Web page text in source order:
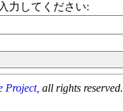
力してください:
Project, all rights reserved.